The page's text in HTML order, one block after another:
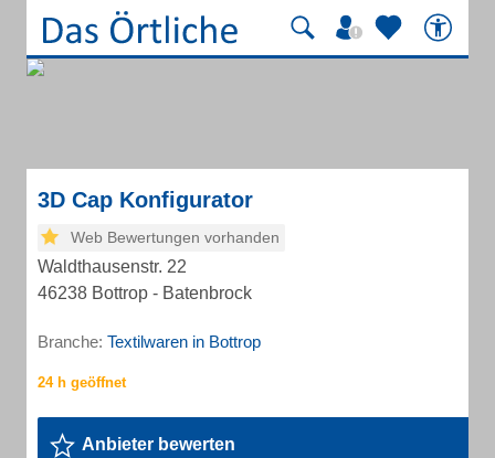
3D Cap Konfigurator
Web Bewertungen vorhanden
Waldthausenstr. 22
46238 Bottrop - Batenbrock
Branche: Textilwaren in Bottrop
Anbieter bewerten